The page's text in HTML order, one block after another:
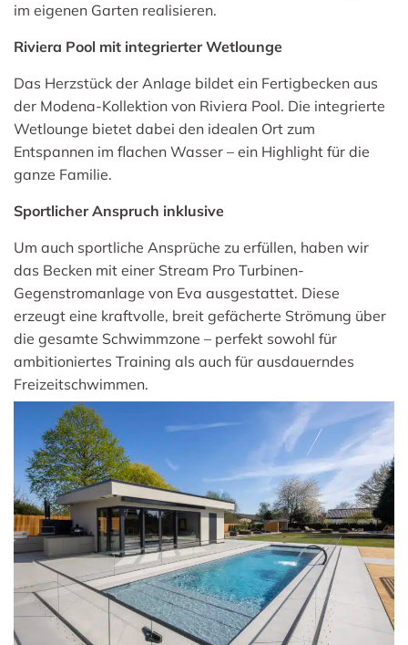
im eigenen Garten realisieren.
Riviera Pool mit integrierter Wetlounge
Das Herzstück der Anlage bildet ein Fertigbecken aus
der Modena-Kollektion von Riviera Pool. Die integrierte
Wetlounge bietet dabei den idealen Ort zum
Entspannen im flachen Wasser – ein Highlight für die
ganze Familie.
Sportlicher Anspruch inklusive
Um auch sportliche Ansprüche zu erfüllen, haben wir
das Becken mit einer Stream Pro Turbinen-
Gegenstromanlage von Eva ausgestattet. Diese
erzeugt eine kraftvolle, breit gefächerte Strömung über
die gesamte Schwimmzone – perfekt sowohl für
ambitioniertes Training als auch für ausdauerndes
Freizeitschwimmen.